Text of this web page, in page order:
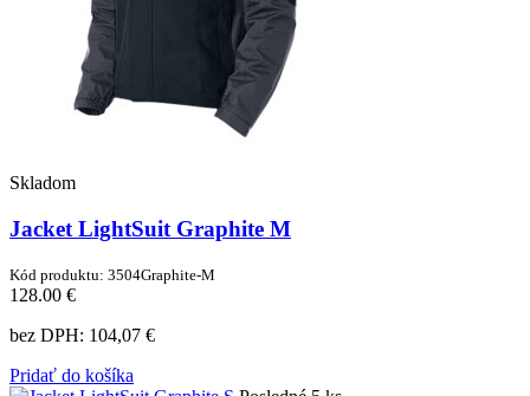
Skladom
Jacket LightSuit Graphite M
Kód produktu: 3504Graphite-M
128.00 €
bez DPH: 104,07 €
Pridať do košíka